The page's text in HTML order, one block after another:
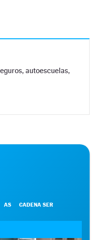
autoescuelas,
AS CADENA SER